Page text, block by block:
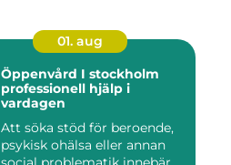
01. aug
Öppenvård I stockholm
professionell hjälp i
vardagen
Att söka stöd för beroende,
psykisk ohälsa eller annan